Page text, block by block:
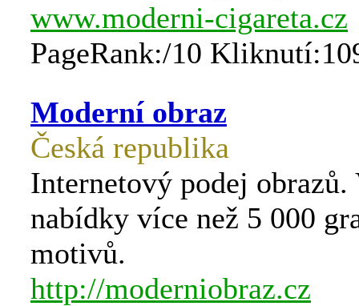
www.moderni-cigareta.cz
PageRank:/10
Moderní obraz
Česká republika
Internetový podej obrazů.
nabídky více než 5 000
motivů.
http://moderniobraz.cz